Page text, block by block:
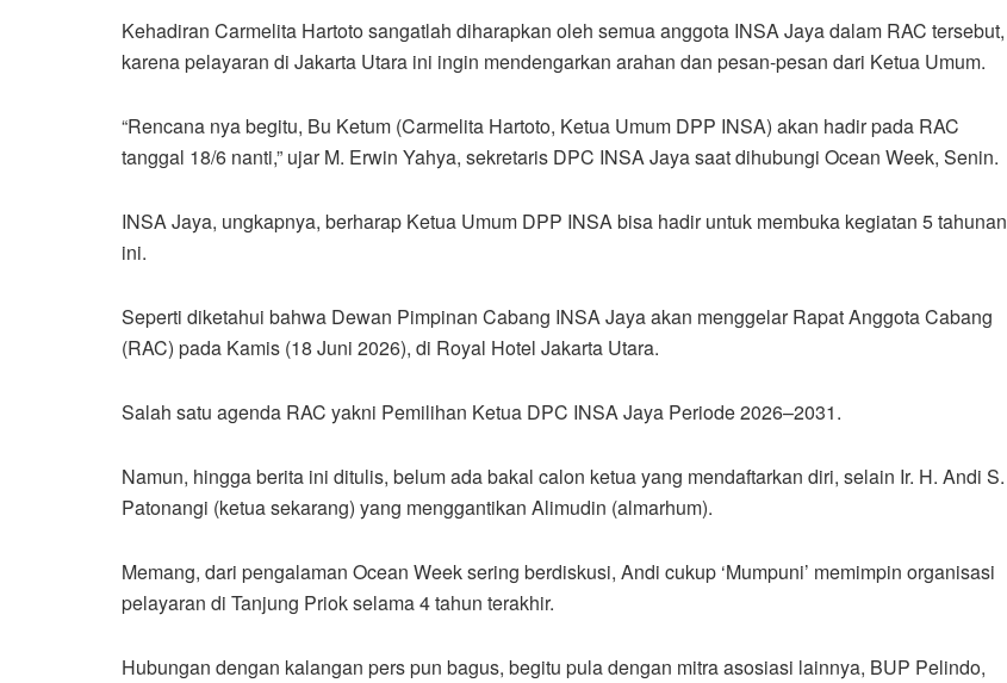
Kehadiran Carmelita Hartoto sangatlah diharapkan oleh semua anggota INSA Jaya dalam RAC tersebut,
karena pelayaran di Jakarta Utara ini ingin mendengarkan arahan dan pesan-pesan dari Ketua Umum.
“Rencana nya begitu, Bu Ketum (Carmelita Hartoto, Ketua Umum DPP INSA) akan hadir pada RAC
tanggal 18/6 nanti,” ujar M. Erwin Yahya, sekretaris DPC INSA Jaya saat dihubungi Ocean Week, Senin.
INSA Jaya, ungkapnya, berharap Ketua Umum DPP INSA bisa hadir untuk membuka kegiatan 5 tahunan
ini.
Seperti diketahui bahwa Dewan Pimpinan Cabang INSA Jaya akan menggelar Rapat Anggota Cabang
(RAC) pada Kamis (18 Juni 2026), di Royal Hotel Jakarta Utara.
Salah satu agenda RAC yakni Pemilihan Ketua DPC INSA Jaya Periode 2026–2031.
Namun, hingga berita ini ditulis, belum ada bakal calon ketua yang mendaftarkan diri, selain Ir. H. Andi S.
Patonangi (ketua sekarang) yang menggantikan Alimudin (almarhum).
Memang, dari pengalaman Ocean Week sering berdiskusi, Andi cukup ‘Mumpuni’ memimpin organisasi
pelayaran di Tanjung Priok selama 4 tahun terakhir.
Hubungan dengan kalangan pers pun bagus, begitu pula dengan mitra asosiasi lainnya, BUP Pelindo,